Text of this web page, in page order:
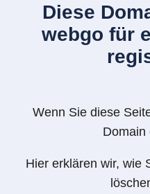
Diese
webgo für
Wenn Sie diese
Domain
Hier erklären wir, wie